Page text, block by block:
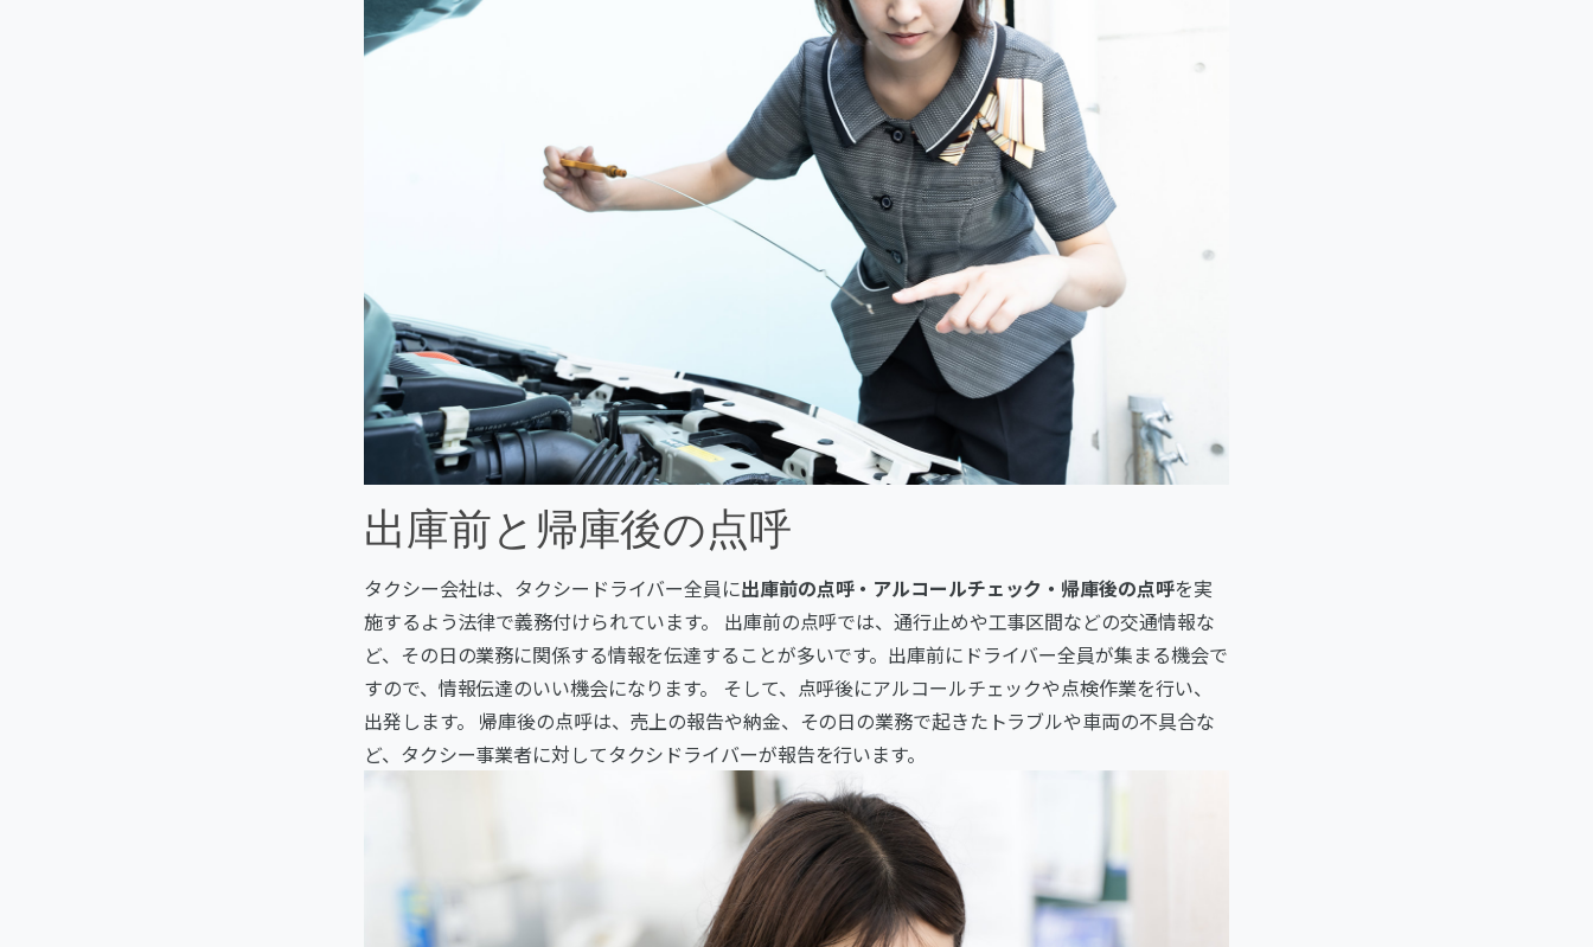
出庫前と帰庫後の点呼
タクシー会社は、タクシードライバー全員に出庫前の点呼・アルコールチェック・帰庫後の点呼を実
施するよう法律で義務付けられています。 出庫前の点呼では、通行止めや工事区間などの交通情報な
ど、その日の業務に関係する情報を伝達することが多いです。出庫前にドライバー全員が集まる機会で
すので、情報伝達のいい機会になります。 そして、点呼後にアルコールチェックや点検作業を行い、
出発します。 帰庫後の点呼は、売上の報告や納金、その日の業務で起きたトラブルや車両の不具合な
ど、タクシー事業者に対してタクシドライバーが報告を行います。